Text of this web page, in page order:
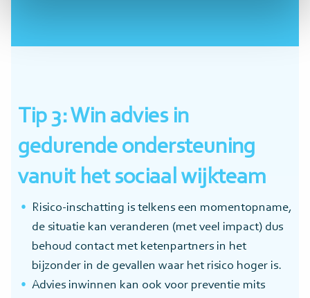
Tip 3: Win advies in
gedurende ondersteuning
vanuit het sociaal wijkteam
Risico-inschatting is telkens een momentopname,
de situatie kan veranderen (met veel impact) dus
behoud contact met ketenpartners in het
bijzonder in de gevallen waar het risico hoger is.
Advies inwinnen kan ook voor preventie mits